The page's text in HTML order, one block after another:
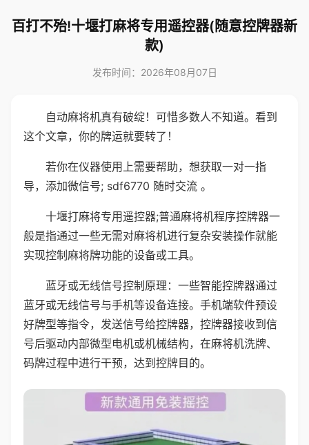
百打不殆!十堰打麻将专用遥控器(随意控牌器新
款)
发布时间：2026年08月07日
自动麻将机真有破绽！可惜多数人不知道。看到
这个文章，你的牌运就要转了！
若你在仪器使用上需要帮助，想获取一对一指
导，添加微信号; sdf6770 随时交流 。
十堰打麻将专用遥控器;普通麻将机程序控牌器一
般是指通过一些无需对麻将机进行复杂安装操作就能
实现控制麻将牌功能的设备或工具。
蓝牙或无线信号控制原理：一些智能控牌器通过
蓝牙或无线信号与手机等设备连接。手机端软件预设
好牌型等指令，发送信号给控牌器，控牌器接收到信
号后驱动内部微型电机或机械结构，在麻将机洗牌、
码牌过程中进行干预，达到控牌目的。